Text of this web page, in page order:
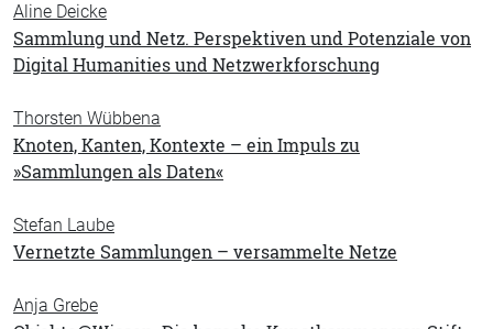
Aline Deicke
Sammlung und Netz. Perspektiven und Potenziale von
Digital Humanities und Netzwerkforschung
Thorsten Wübbena
Knoten, Kanten, Kontexte – ein Impuls zu
»Sammlungen als Daten«
Stefan Laube
Vernetzte Sammlungen – versammelte Netze
Anja Grebe